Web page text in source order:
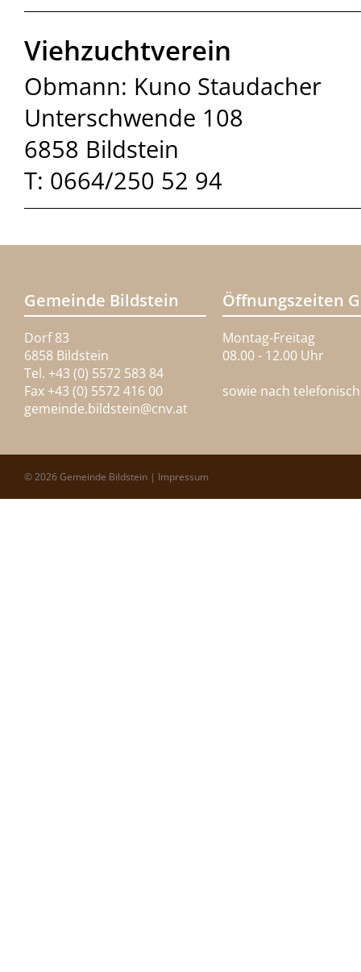
Viehzuchtverein
Obmann: Kuno Staudacher
Unterschwende 108
6858 Bildstein
T: 0664/250 52 94
Gemeinde Bildstein
Dorf 83
6858 Bildstein
Tel. +43 (0) 5572 583 84
Fax +43 (0) 5572 416 00
gemeinde.bildstein@cnv.at
Öffnungszeiten
Montag-Freitag
08.00 - 12.00 Uhr
sowie nach
© 2026 Gemeinde Bildstein | Impressum